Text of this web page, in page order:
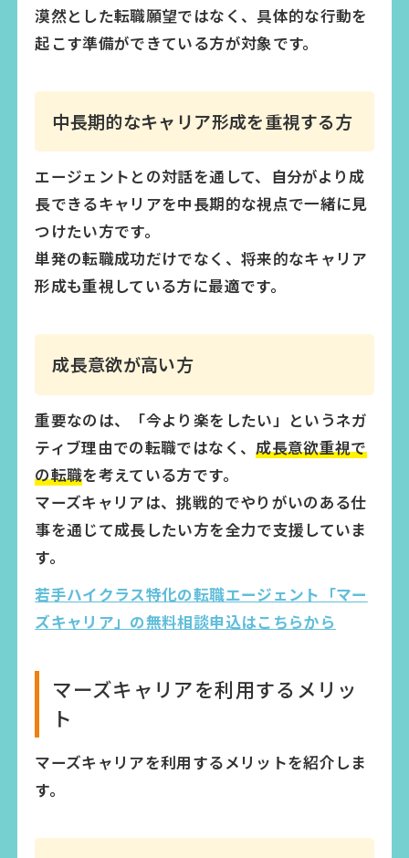
漠然とした転職願望ではなく、具体的な行動を
起こす準備ができている方が対象です。
中長期的なキャリア形成を重視する方
エージェントとの対話を通して、自分がより成
長できるキャリアを中長期的な視点で一緒に見
つけたい方です。
単発の転職成功だけでなく、将来的なキャリア
形成も重視している方に最適です。
成長意欲が高い方
重要なのは、「今より楽をしたい」というネガ
ティブ理由での転職ではなく、成長意欲重視で
の転職を考えている方です。
マーズキャリアは、挑戦的でやりがいのある仕
事を通じて成長したい方を全力で支援していま
す。
若手ハイクラス特化の転職エージェント「マー
ズキャリア」の無料相談申込はこちらから
マーズキャリアを利用するメリッ
ト
マーズキャリアを利用するメリットを紹介しま
す。